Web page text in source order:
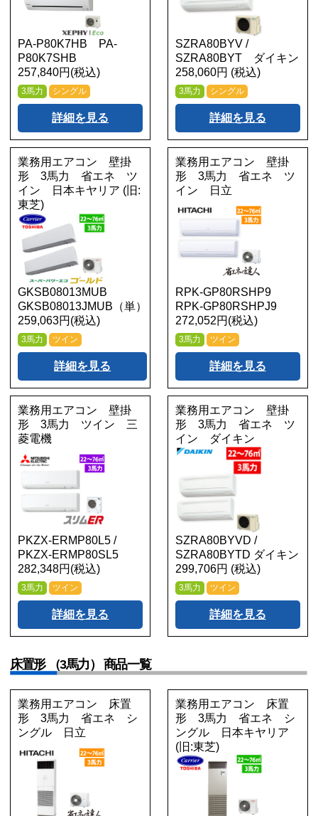
PA-P80K7HB PA-
P80K7SHB
257,840円(税込)
3馬力 シングル
詳細を見る
SZRA80BYV /
SZRA80BYT ダイキン
258,060円 (税込)
3馬力 シングル
詳細を見る
業務用エアコン 壁掛
形 3馬力 省エネ ツ
イン 日本キヤリア (旧:
東芝)
GKSB08013MUB
GKSB08013JMUB（単）
259,063円(税込)
3馬力 ツイン
詳細を見る
業務用エアコン 壁掛
形 3馬力 省エネ ツ
イン 日立
RPK-GP80RSHP9
RPK-GP80RSHPJ9
272,052円(税込)
3馬力 ツイン
詳細を見る
業務用エアコン 壁掛
形 3馬力 ツイン 三
菱電機
PKZX-ERMP80L5 /
PKZX-ERMP80SL5
282,348円(税込)
3馬力 ツイン
詳細を見る
業務用エアコン 壁掛
形 3馬力 省エネ ツ
イン ダイキン
SZRA80BYVD /
SZRA80BYTD ダイキン
299,706円 (税込)
3馬力 ツイン
詳細を見る
床置形 （3馬力） 商品一覧
業務用エアコン 床置
形 3馬力 省エネ シ
ングル 日立
業務用エアコン 床置
形 3馬力 省エネ シ
ングル 日本キヤリア
(旧:東芝)